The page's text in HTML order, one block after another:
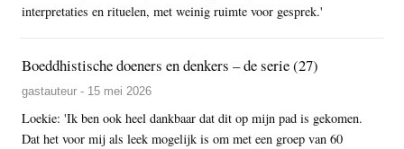
interpretaties en rituelen, met weinig ruimte voor gesprek.'
Boeddhistische doeners en denkers – de serie (27)
gastauteur - 15 mei 2026
Loekie: 'Ik ben ook heel dankbaar dat dit op mijn pad is gekomen.
Dat het voor mij als leek mogelijk is om met een groep van 60